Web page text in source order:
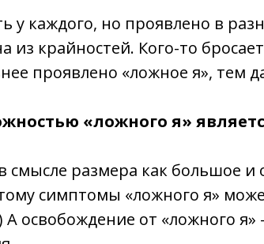
у каждого, но проявлено в
из крайностей. Кого-то
проявлено «ложное я», тем
«ложного я»
смысле размера как большое
симптомы «ложного я»
А освобождение от «ложного